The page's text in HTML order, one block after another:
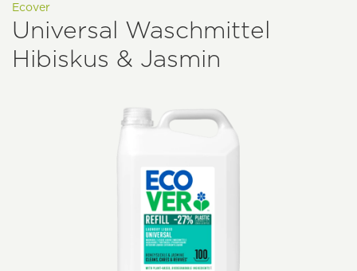
Ecover
Universal Waschmittel
Hibiskus & Jasmin